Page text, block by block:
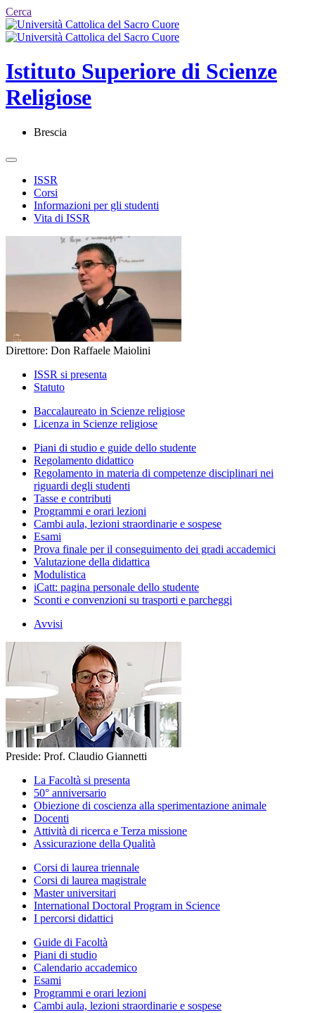
Cerca
Istituto Superiore di Scienze
Religiose
Brescia
ISSR
Corsi
Informazioni per gli studenti
Vita di ISSR
Direttore: Don Raffaele Maiolini
ISSR si presenta
Statuto
Baccalaureato in Scienze religiose
Licenza in Scienze religiose
Piani di studio e guide dello studente
Regolamento didattico
Regolamento in materia di competenze disciplinari nei
riguardi degli studenti
Tasse e contributi
Programmi e orari lezioni
Cambi aula, lezioni straordinarie e sospese
Esami
Prova finale per il conseguimento dei gradi accademici
Valutazione della didattica
Modulistica
iCatt: pagina personale dello studente
Sconti e convenzioni su trasporti e parcheggi
Avvisi
Preside: Prof. Claudio Giannetti
La Facoltà si presenta
50° anniversario
Obiezione di coscienza alla sperimentazione animale
Docenti
Attività di ricerca e Terza missione
Assicurazione della Qualità
Corsi di laurea triennale
Corsi di laurea magistrale
Master universitari
International Doctoral Program in Science
I percorsi didattici
Guide di Facoltà
Piani di studio
Calendario accademico
Esami
Programmi e orari lezioni
Cambi aula, lezioni straordinarie e sospese